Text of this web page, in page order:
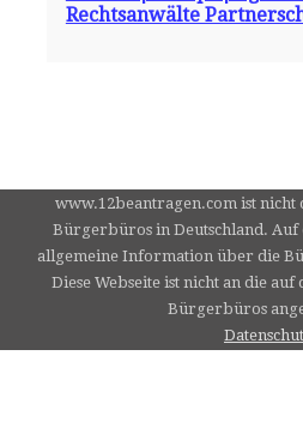
Rechtsanwälte
www.12beantragen.com ist
Bürgerbüros in Deutschland. Auf
allgemeine Information über die
Diese Webseite ist nicht an die
Bürgerbüros